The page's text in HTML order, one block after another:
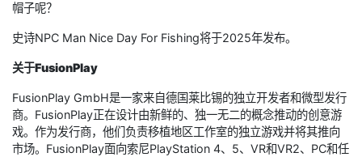
帽子呢？
史诗NPC Man Nice Day For Fishing将于2025年发布。
关于FusionPlay
FusionPlay GmbH是一家来自德国莱比锡的独立开发者和微型发行
商。FusionPlay正在设计由新鲜的、独一无二的概念推动的创意游
戏。作为发行商，他们负责移植地区工作室的独立游戏并将其推向
市场。FusionPlay面向索尼PlayStation 4、5、VR和VR2、PC和任